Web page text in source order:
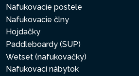
Nafukovacie postele
Nafukovacie člny
Hojdačky
Paddleboardy (SUP)
Wetset (nafukovačky)
Nafukovací nábytok